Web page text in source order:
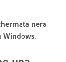
nera
Windows.